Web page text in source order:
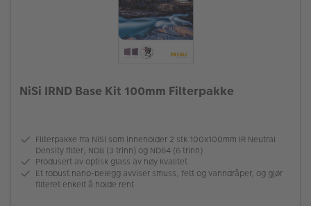
NiSi IRND Base Kit 100mm Filterpakke
Filterpakke fra NiSi som inneholder 2 stk 100x100mm IR Neutral
Density filter; ND8 (3 trinn) og ND64 (6 trinn)
Produsert av optisk glass av høy kvalitet
Et robust nano-belegg avviser smuss, fett og vanndråper, og gjør
filteret enkelt å holde rent